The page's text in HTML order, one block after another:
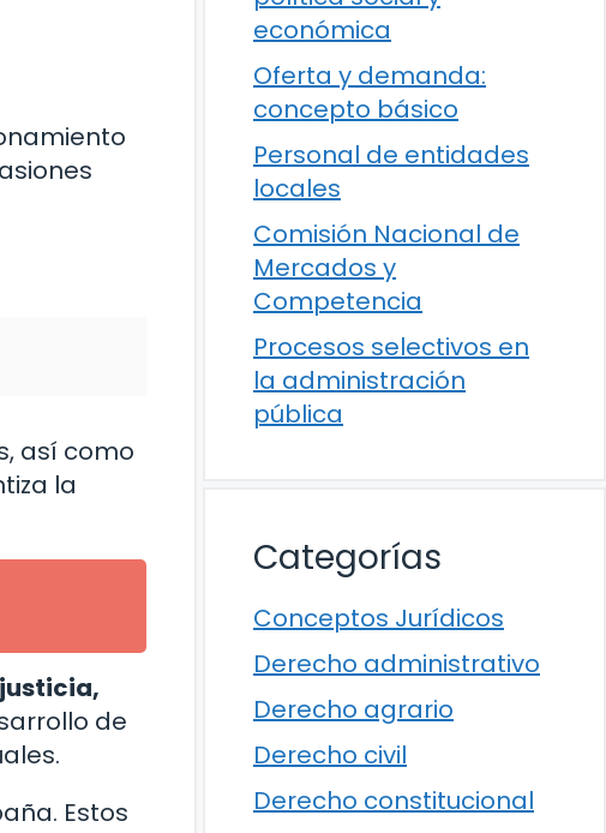
así como
la
de
Estos
económica
Oferta y demanda:
concepto básico
Personal de entidades
locales
Comisión Nacional de
Mercados y
Competencia
Procesos selectivos en
la administración
pública
Categorías
Conceptos Jurídicos
Derecho administrativo
Derecho agrario
Derecho civil
Derecho constitucional